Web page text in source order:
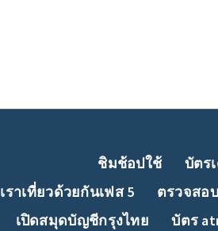
ชิมช้อปใช้ บัตร
เราเที่ยวด้วยกันเฟส 5
ตรวจสอ
เปิดสมุดบัญชีกรุงไทย
บัตร